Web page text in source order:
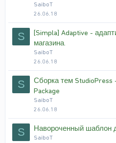
SaiboT
26.06.18
S
[Simpla] Adaptive -
магазина.
SaiboT
26.06.18
S
Сборка тем StudioPress
Package
SaiboT
26.06.18
S Навороченный шаблон
SaiboT